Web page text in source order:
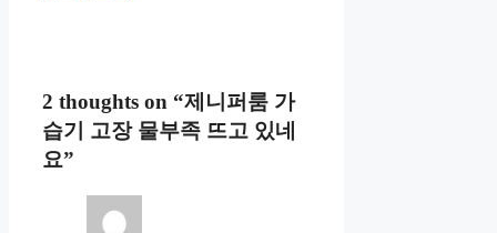
2 thoughts on “제니퍼룸 가
습기 고장 물부족 뜨고 있네
요”